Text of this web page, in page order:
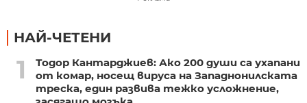
НАЙ-ЧЕТЕНИ
1
Тодор Кантарджиев: Ако 200 души са ухапани
от комар, носещ вируса на Западнонилската
треска, един развива тежко усложнение,